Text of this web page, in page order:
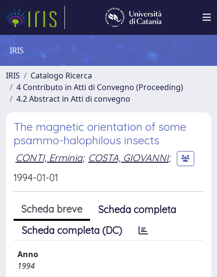
IRIS
IRIS
Catalogo Ricerca
4 Contributo in Atti di Convegno (Proceeding)
4.2 Abstract in Atti di convegno
The magnetic orientation of some
psammo-halophilous insects
CONTI, Erminia; COSTA, GIOVANNI;
1994-01-01
Scheda breve
Scheda completa
Scheda completa (DC)
Anno
1994